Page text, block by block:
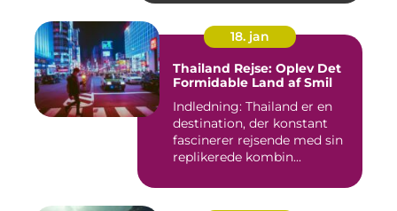
18. jan
Thailand Rejse: Oplev Det
Formidable Land af Smil
Indledning: Thailand er en
destination, der konstant
fascinerer rejsende med sin
replikerede kombin...